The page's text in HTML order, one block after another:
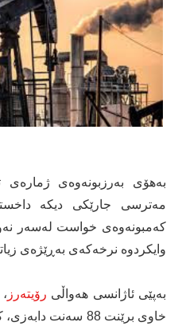
بەهۆی بەرزبونەوەی ژمارەی
مەترسی جارێکی دیکە
کەمبونەوەی خواست لەسەر
وایکردوە نرخەکەی بەڕێژەی زیاتر 2%
بەپێی ئاژانسی هەواڵی رۆیتەرز